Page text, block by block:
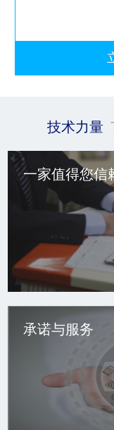
技术力量
一家值得您信
列超值套餐服务。
承诺与服务